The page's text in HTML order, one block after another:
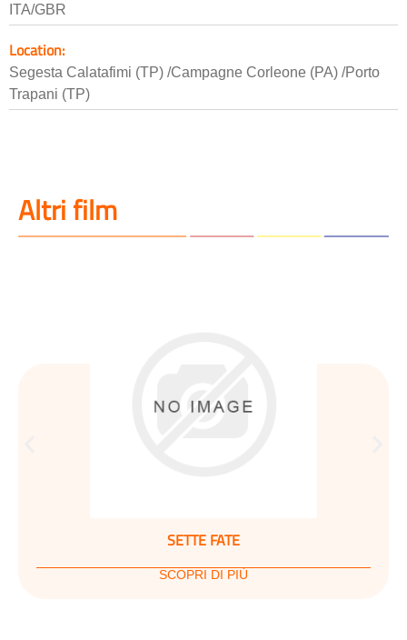
ITA/GBR
Location:
Segesta Calatafimi (TP) /Campagne Corleone (PA) /Porto
Trapani (TP)
Altri film
SETTE FATE
SCOPRI DI PIÙ